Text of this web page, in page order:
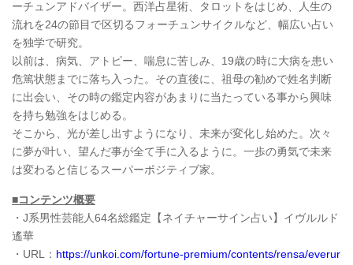
ーチュンアドバイザー。西洋占星術、タロットをはじめ、人生の
流れを24の節目で区切るフォーチュンサイクルなど、幅広い占い
を独学で研究。
以前は、病気、アトピー、喘息に苦しみ、19歳の時に大病を患い
危篤状態までに落ち入った。その直後に、祖母の勧めで姓名判断
に出会い、その時の鑑定内容があまりに当たっている事から興味
を持ち勉強をはじめる。
そこから、光が差し出すようになり、未来が変化し始めた。次々
に夢が叶い、望んだ事が全て手に入るように。一歩の勇気で未来
は変わると信じるスーパーポジティブ家。
■コンテンツ概要
・J系男性芸能人64名総鑑定【ネイチャーサイン占い】イヴルルド
遙華
・URL： https://unkoi.com/fortune-premium/contents/rensa/everur